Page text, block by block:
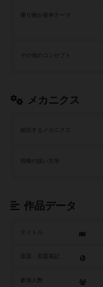
乗り物が基本テーマ
その他のコンセプト
メカニクス
頻出するメカニクス
作品データ
タイトル
参加人数